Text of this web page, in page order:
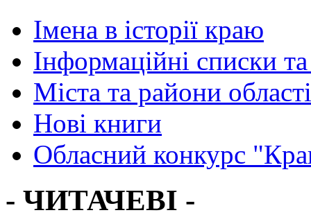
Імена в історії краю
Інформаційні списки
Міста та райони області
Нові книги
Обласний конкурс
- ЧИТАЧЕВІ -